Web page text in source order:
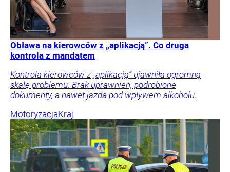
Obława na kierowców z „aplikacją”. Co druga
kontrola z mandatem
Kontrola kierowców z „aplikacją” ujawniła ogromną
skalę problemu. Brak uprawnień, podrobione
dokumenty, a nawet jazda pod wpływem alkoholu.
MotoryzacjaKraj